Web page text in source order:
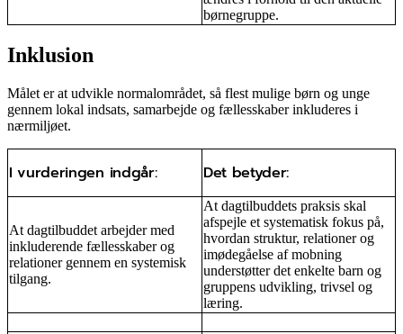
børnegruppe.
Inklusion
Målet er at udvikle normalområdet, så flest mulige børn og unge
gennem lokal indsats, samarbejde og fællesskaber inkluderes i
nærmiljøet.
I vurderingen indgår: Det betyder:
At dagtilbuddet arbejder med
inkluderende fællesskaber og
relationer gennem en systemisk
tilgang.
At dagtilbuddets praksis skal
afspejle et systematisk fokus på,
hvordan struktur, relationer og
imødegåelse af mobning
understøtter det enkelte barn og
gruppens udvikling, trivsel og
læring.